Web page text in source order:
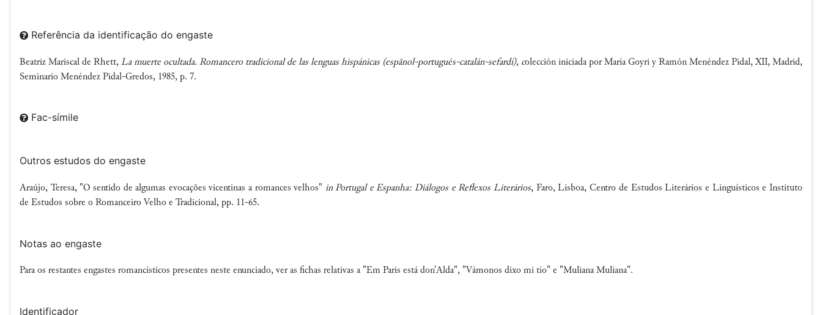
Referência da identificação do engaste
Beatriz Mariscal de Rhett, La muerte ocultada. Romancero tradicional de las lenguas hispánicas (espãnol-portugués-catalán-sefardí), colección iniciada por María Goyri y Ramón Menéndez Pidal, XII, Madrid,
Seminario Menéndez Pidal-Gredos, 1985, p. 7.
Fac-símile
Outros estudos do engaste
Araújo, Teresa, "O sentido de algumas evocações vicentinas a romances velhos" in Portugal e Espanha: Diálogos e Reflexos Literários, Faro, Lisboa, Centro de Estudos Literários e Linguísticos e Instituto
de Estudos sobre o Romanceiro Velho e Tradicional, pp. 11-65.
Notas ao engaste
Para os restantes engastes romancísticos presentes neste enunciado, ver as fichas relativas a "Em Paris está don’Alda", "Vámonos dixo mi tío" e "Muliana Muliana".
Identificador